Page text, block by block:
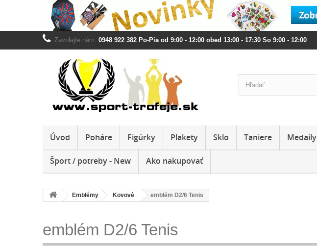
Zavolajte nám: 0948 922 382 Po-Pia od 9:00 - 12:00 obed 13:00 - 17:30 So 9:00 - 12:00
Úvod Poháre Figúrky Plakety Sklo Taniere Medaily
Šport / potreby - New Ako nakupovať
Emblémy Kovové emblém D2/6 Tenis
emblém D2/6 Tenis